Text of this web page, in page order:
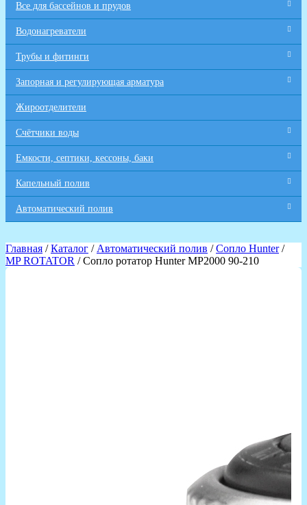
Все для бaссейнов и прудов
Водонагреватели
Трубы и фитинги
Запорная и регулирующая арматура
Жироотделители
Счётчики воды
Емкости, септики, кессоны, баки
Капельный полив
Автоматический полив
Главная /Каталог / Автоматический полив /Сопло Hunter/
MP ROTATOR / Сопло ротатор Hunter MP2000 90-210